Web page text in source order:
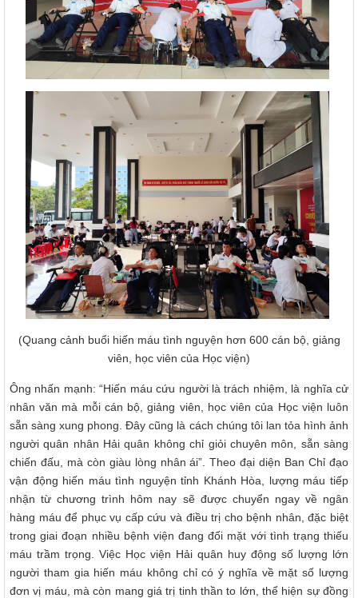
(Quang cảnh buổi hiến máu tình nguyện hơn 600 cán bộ, giảng
viên, học viên của Học viện)
Ông nhấn mạnh: “Hiến máu cứu người là trách nhiệm, là nghĩa cử
nhân văn mà mỗi cán bộ, giảng viên, học viên của Học viện luôn
sẵn sàng xung phong. Đây cũng là cách chúng tôi lan tỏa hình ảnh
người quân nhân Hải quân không chỉ giỏi chuyên môn, sẵn sàng
chiến đấu, mà còn giàu lòng nhân ái”. Theo đại diện Ban Chỉ đạo
vận động hiến máu tình nguyện tỉnh Khánh Hòa, lượng máu tiếp
nhận từ chương trình hôm nay sẽ được chuyển ngay về ngân
hàng máu để phục vụ cấp cứu và điều trị cho bệnh nhân, đặc biệt
trong giai đoạn nhiều bệnh viện đang đối mặt với tình trạng thiếu
máu trầm trọng. Việc Học viện Hải quân huy động số lượng lớn
người tham gia hiến máu không chỉ có ý nghĩa về mặt số lượng
đơn vị máu, mà còn mang giá trị tinh thần to lớn, thể hiện sự đồng